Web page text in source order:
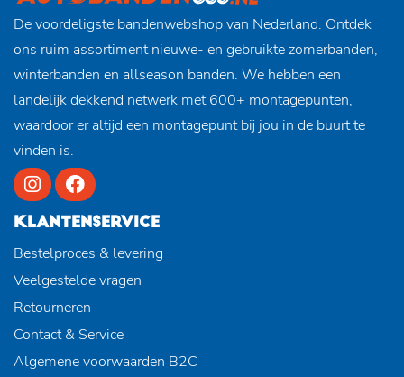
De voordeligste bandenwebshop van Nederland. Ontdek
ons ruim assortiment nieuwe- en gebruikte zomerbanden,
winterbanden en allseason banden. We hebben een
landelijk dekkend netwerk met 600+ montagepunten,
waardoor er altijd een montagepunt bij jou in de buurt te
vinden is.
KLANTENSERVICE
Bestelproces & levering
Veelgestelde vragen
Retourneren
Contact & Service
Algemene voorwaarden B2C